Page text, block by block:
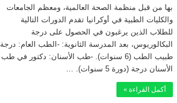
بها من قبل منظمة الصحة العالمية، ومعظم الجامعات
والكليات الطبية في أوكرانيا تقدم الدورات التالية
للطلاب الذين يرغبون في الحصول على درجة
البكالوريوس، بعد المدرسة الثانوية: -الطب العام: درجة
طبيب الطب (6 سنوات). -طب الأسنان: دكتور في طب
الأسنان درجة (دورة 5 سنوات). …
أكمل القراءة »